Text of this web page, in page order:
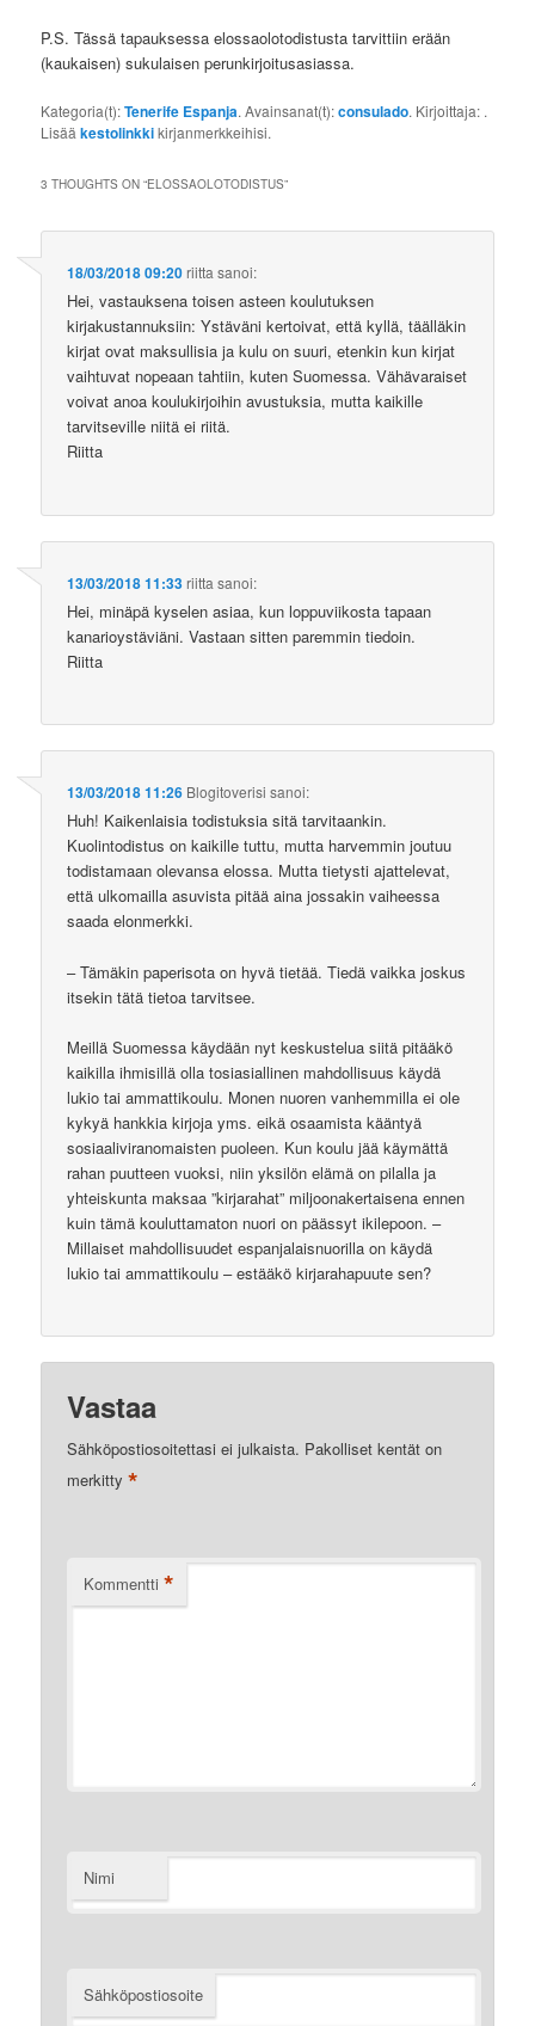
P.S. Tässä tapauksessa elossaolotodistusta tarvittiin erään
(kaukaisen) sukulaisen perunkirjoitusasiassa.
Kategoria(t):Tenerife Espanja. Avainsanat(t):consulado. Kirjoittaja: .
Lisääkestolinkkikirjanmerkkeihisi.
3 THOUGHTS ON “ELOSSAOLOTODISTUS”
18/03/2018 09:20riittasanoi:
Hei, vastauksena toisen asteen koulutuksen
kirjakustannuksiin: Ystäväni kertoivat, että kyllä, täälläkin
kirjat ovat maksullisia ja kulu on suuri, etenkin kun kirjat
vaihtuvat nopeaan tahtiin, kuten Suomessa. Vähävaraiset
voivat anoa koulukirjoihin avustuksia, mutta kaikille
tarvitseville niitä ei riitä.
Riitta
13/03/2018 11:33riitta sanoi:
Hei, minäpä kyselen asiaa, kun loppuviikosta tapaan
kanarioystäviäni. Vastaan sitten paremmin tiedoin.
Riitta
13/03/2018 11:26 Blogitoverisi sanoi:
Huh! Kaikenlaisia todistuksia sitä tarvitaankin.
Kuolintodistus on kaikille tuttu, mutta harvemmin joutuu
todistamaan olevansa elossa. Mutta tietysti ajattelevat,
että ulkomailla asuvista pitää aina jossakin vaiheessa
saada elonmerkki.
– Tämäkin paperisota on hyvä tietää. Tiedä vaikka joskus
itsekin tätä tietoa tarvitsee.
Meillä Suomessa käydään nyt keskustelua siitä pitääkö
kaikilla ihmisillä olla tosiasiallinen mahdollisuus käydä
lukio tai ammattikoulu. Monen nuoren vanhemmilla ei ole
kykyä hankkia kirjoja yms. eikä osaamista kääntyä
sosiaaliviranomaisten puoleen. Kun koulu jää käymättä
rahan puutteen vuoksi, niin yksilön elämä on pilalla ja
yhteiskunta maksaa ”kirjarahat” miljoonakertaisena ennen
kuin tämä kouluttamaton nuori on päässyt ikilepoon. –
Millaiset mahdollisuudet espanjalaisnuorilla on käydä
lukio tai ammattikoulu – estääkö kirjarahapuute sen?
Vastaa
Sähköpostiosoitettasi ei julkaista. Pakolliset kentät on
merkitty*
Kommentti *
Nimi
Sähköpostiosoite